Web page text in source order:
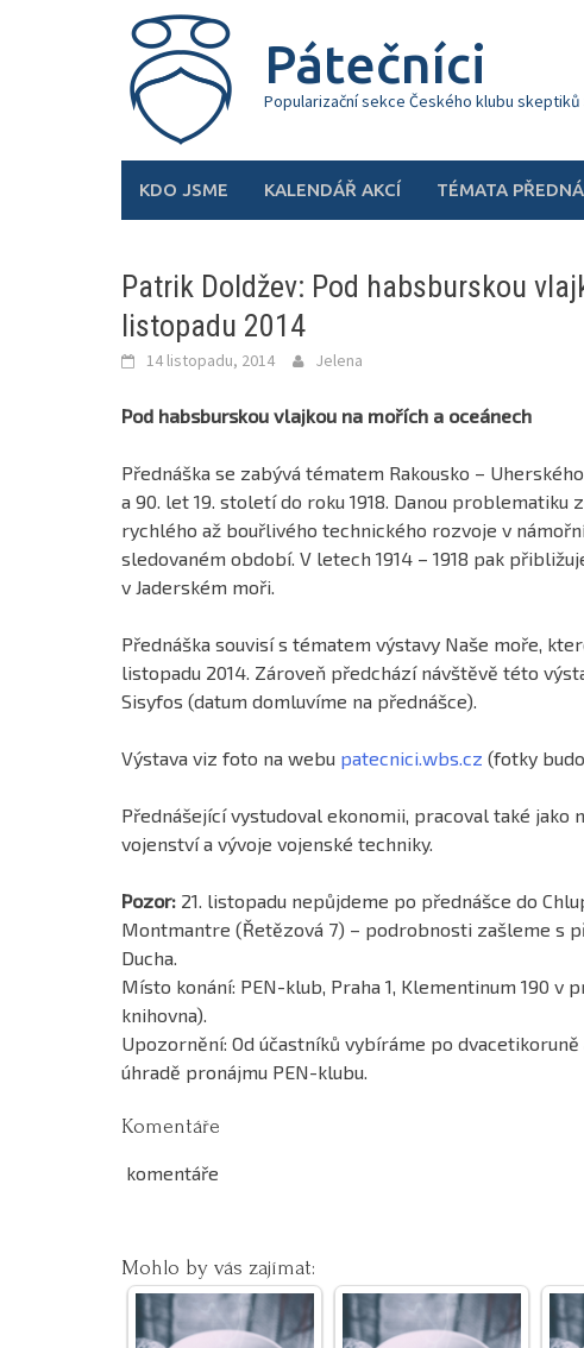
Pátečníci
Popularizační sekce Českého klubu
KDO JSME KALENDÁŘ AKCÍ TÉMATA
Patrik Doldžev: Pod habsburskou
listopadu 2014
14 listopadu, 2014 Jelena
Pod habsburskou vlajkou na mořích a oceánech
Přednáška se zabývá tématem Rakousko –
a 90. let 19. století do roku 1918. Danou
rychlého až bouřlivého technického rozvoje v
sledovaném období. V letech 1914 – 1918 pak
v Jaderském moři.
Přednáška souvisí s tématem výstavy Naše moře,
listopadu 2014. Zároveň předchází návštěvě této
Sisyfos (datum domluvíme na přednášce).
Výstava viz foto na webu patecnici.wbs.cz (fotky
Přednášející vystudoval ekonomii, pracoval také
vojenství a vývoje vojenské techniky.
Pozor: 21. listopadu nepůjdeme po přednášce do
Montmantre (Řetězová 7) – podrobnosti zašleme s
Ducha.
Místo konání: PEN-klub, Praha 1, Klementinum 190
knihovna).
Upozornění: Od účastníků vybíráme po
úhradě pronájmu PEN-klubu.
Komentáře
komentáře
Mohlo by vás zajímat: